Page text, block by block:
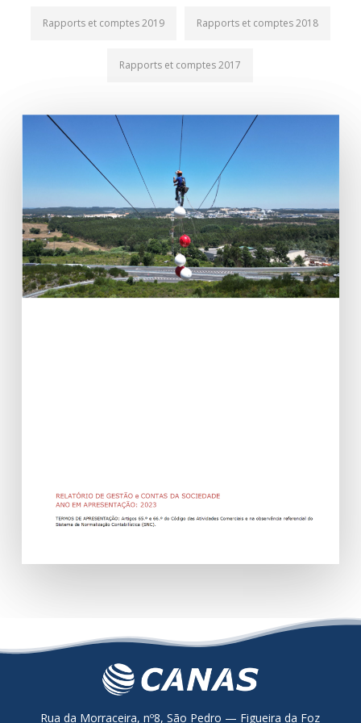
Rapports et comptes 2019 Rapports et comptes 2018
Rapports et comptes 2017
Rua da Morraceira, nº8, São Pedro — Figueira da Foz